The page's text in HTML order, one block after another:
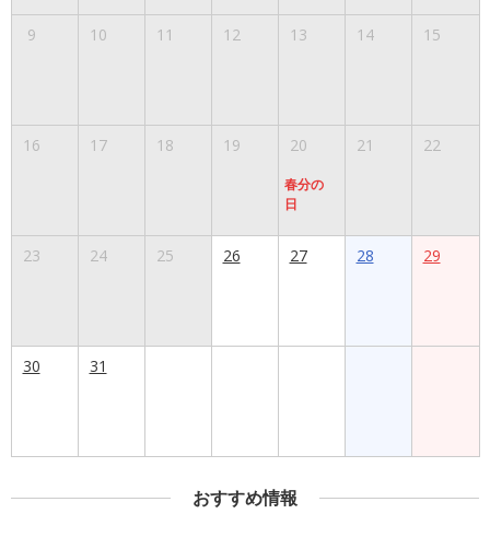
9 10 11 12 13 14 15
16 17 18 19 20
春分の
日
21 22
23 24 25 26 27 28 29
30 31
おすすめ情報